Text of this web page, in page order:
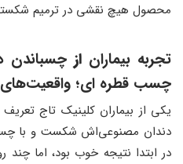
محصول هیچ نقشی در ترمیم
تجربه بیماران از چسباندن
چسب قطره ای؛ واقعیت‌های
یکی از بیماران کلینیک تاج
دندان مصنوعی‌اش شکست و با
در ابتدا نتیجه خوب بود، اما